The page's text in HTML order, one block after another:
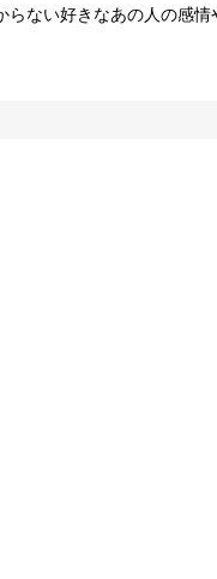
らない好きなあの人の感